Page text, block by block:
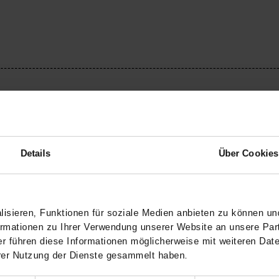
Details Über Cookies
Funktionen für soziale Medien anbieten zu können
zu Ihrer Verwendung unserer Website an unsere
führen diese Informationen möglicherweise mit weiteren
Nutzung der Dienste gesammelt haben.
Probefahrt kann jederzeit durchgeführt werden. Bitte
zu erleichtern.
in NRW, Hessen und Rheinland-Pfalz
und Autohandel aus, wir sind sogar der älteste